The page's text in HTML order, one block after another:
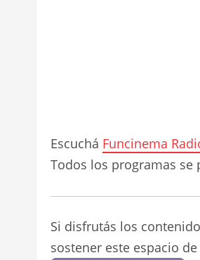
Escuchá Funcinema
Todos los programas se
Si disfrutás los
sostener este espacio